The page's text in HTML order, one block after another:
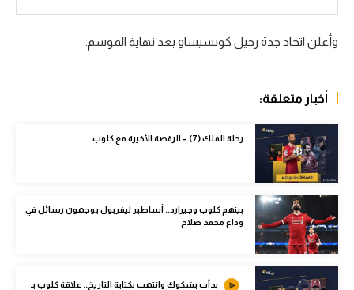
كرة السلة الأمريكية
كرة سلة
كرة يد
الوطن العربي
في المونديال
رياضة نسائية
وأعلن اتحاد جدة رحيل كونسيساو بعد نهاية الموسم.
أخبار متعلقة:
رحلة الملك (7) – الرقصة الأخيرة مع كلوب
بينهم كلوب وجيرارد.. أساطير ليفربول يوجهون رسائل في
وداع محمد صلاح
بدأت بشكوك وانتهت بكتابة التاريخ.. علاقة كلوب بـ